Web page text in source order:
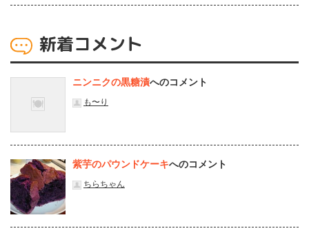
新着コメント
ニンニクの黒糖漬へのコメント
も〜り
紫芋のパウンドケーキへのコメント
ちらちゃん